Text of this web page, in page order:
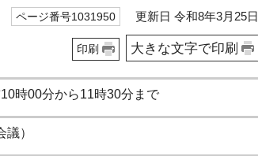
ページ番号1031950 更新日 令和8年3月25日
印刷 大きな文字で印刷
時00分から11時30分まで
）